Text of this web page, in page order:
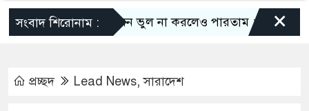
সংবাদ শিরোনাম :এমন ভুল না করলেও পারতাম : শাকিব খান
×
প্রচ্ছদ Lead News,সারাদেশ